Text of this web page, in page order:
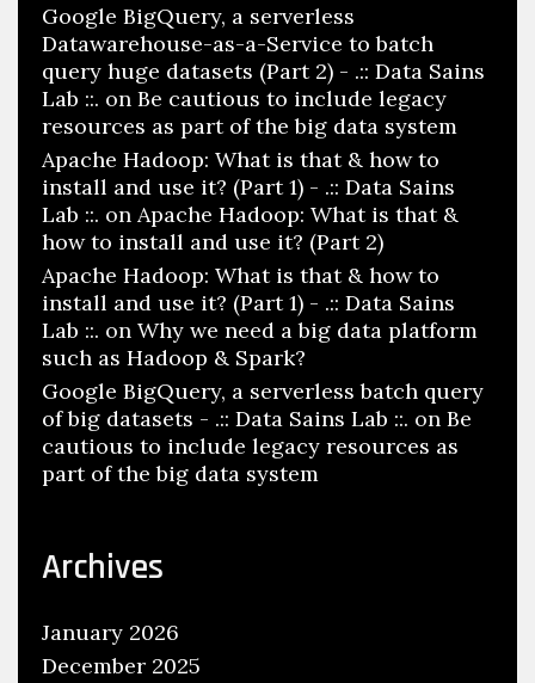
Google BigQuery, a serverless
Datawarehouse-as-a-Service to batch
query huge datasets (Part 2) - .:: Data Sains
Lab ::. on Be cautious to include legacy
resources as part of the big data system
Apache Hadoop: What is that & how to
install and use it? (Part 1) - .:: Data Sains
Lab ::. on Apache Hadoop: What is that &
how to install and use it? (Part 2)
Apache Hadoop: What is that & how to
install and use it? (Part 1) - .:: Data Sains
Lab ::. on Why we need a big data platform
such as Hadoop & Spark?
Google BigQuery, a serverless batch query
of big datasets - .:: Data Sains Lab ::. on Be
cautious to include legacy resources as
part of the big data system
Archives
January 2026
December 2025